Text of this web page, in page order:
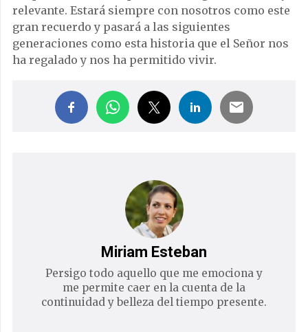
relevante. Estará siempre con nosotros como este
gran recuerdo y pasará a las siguientes
generaciones como esta historia que el Señor nos
ha regalado y nos ha permitido vivir.
Miriam Esteban
Persigo todo aquello que me emociona y
me permite caer en la cuenta de la
continuidad y belleza del tiempo presente.